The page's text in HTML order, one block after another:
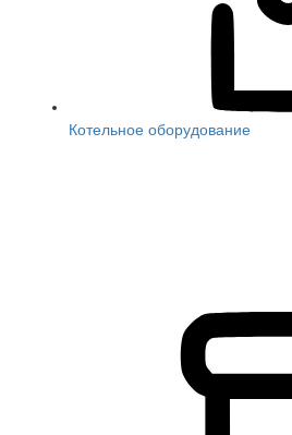
Котельное оборудование